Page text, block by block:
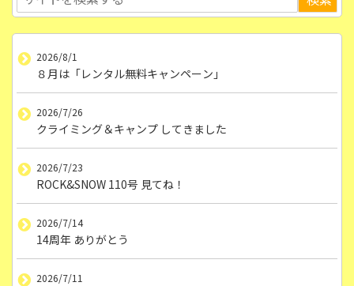
2026/8/1
８月は「レンタル無料キャンペーン」
2026/7/26
クライミング＆キャンプ してきました
2026/7/23
ROCK&SNOW 110号 見てね！
2026/7/14
14周年 ありがとう
2026/7/11